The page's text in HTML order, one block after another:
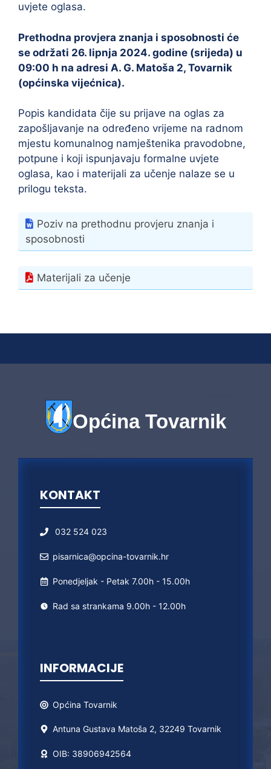
uvjete oglasa.
Prethodna provjera znanja i sposobnosti će
se održati 26. lipnja 2024. godine (srijeda) u
09:00 h na adresi A. G. Matoša 2, Tovarnik
(općinska vijećnica).
Popis kandidata čije su prijave na oglas za
zapošljavanje na određeno vrijeme na radnom
mjestu komunalnog namještenika pravodobne,
potpune i koji ispunjavaju formalne uvjete
oglasa, kao i materijali za učenje nalaze se u
prilogu teksta.
Poziv na prethodnu provjeru znanja i
sposobnosti
Materijali za učenje
Općina Tovarnik
KONTAKT
032 524 023
pisarnica@opcina-tovarnik.hr
Ponedjeljak - Petak 7.00h - 15.00h
Rad sa strankama 9.00h - 12.00h
INFORMACIJE
Općina Tovarnik
Antuna Gustava Matoša 2, 32249 Tovarnik
OIB: 38906942564